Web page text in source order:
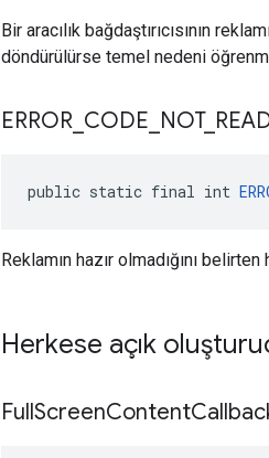
Bir aracılık bağdaştırıcısının
döndürülürse temel nedeni
ERROR CODE NOT_
public static final int
Reklamın hazır olmadığını belirten
Herkese açık
FullScreenContent